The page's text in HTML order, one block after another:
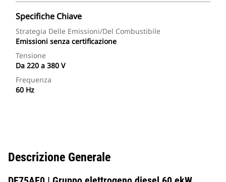
Specifiche Chiave
Strategia Delle Emissioni/del Combustibile
Emissioni senza certificazione
Tensione
Da 220 a 380 V
Frequenza
60 Hz
Descrizione Generale